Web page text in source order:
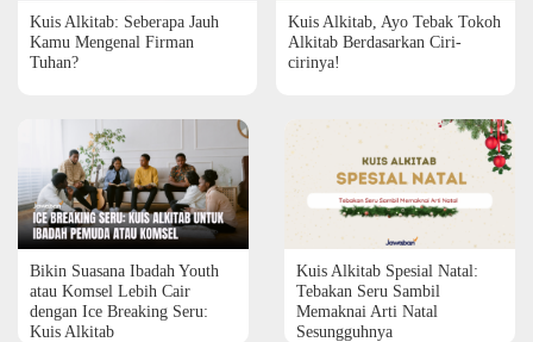
Kuis Alkitab: Seberapa Jauh
Kamu Mengenal Firman
Tuhan?
Kuis Alkitab, Ayo Tebak Tokoh
Alkitab Berdasarkan Ciri-
cirinya!
Bikin Suasana Ibadah Youth
atau Komsel Lebih Cair
dengan Ice Breaking Seru:
Kuis Alkitab
Kuis Alkitab Spesial Natal:
Tebakan Seru Sambil
Memaknai Arti Natal
Sesungguhnya